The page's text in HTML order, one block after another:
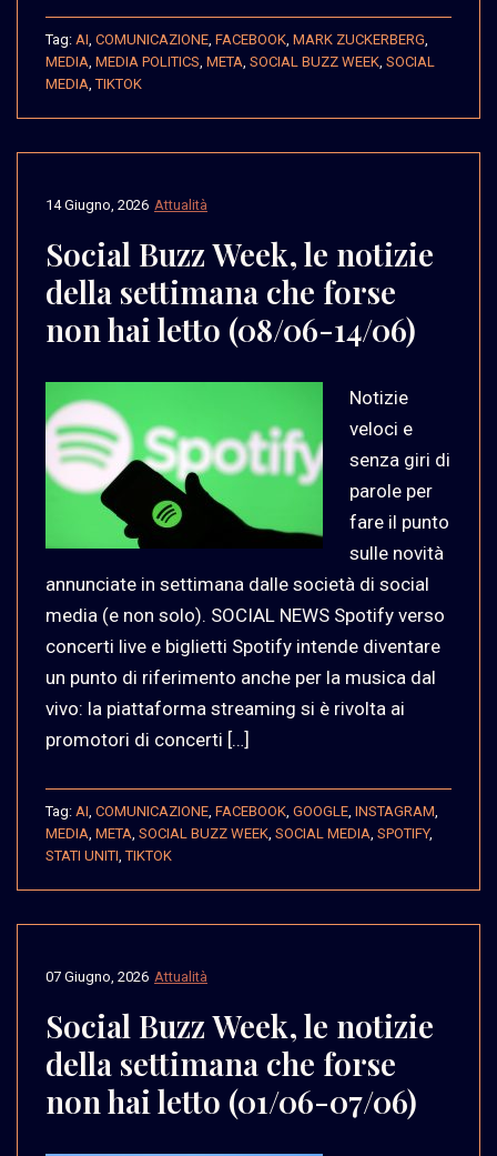
Tag: AI COMUNICAZIONE FACEBOOK MARK ZUCKERBERG
MEDIA MEDIA POLITICS META SOCIAL BUZZ WEEK SOCIAL
MEDIA ,TIKTOK
Attualità
14 Giugno, 2026
Social Buzz Week, le notizie
della settimana che forse
non hai letto (08/06-14/06)
Notizie
veloci e
senza giri di
parole per
fare il punto
sulle novità
annunciate in settimana dalle società di social
media (e non solo). SOCIAL NEWS Spotify verso
concerti live e biglietti Spotify intende diventare
un punto di riferimento anche per la musica dal
vivo: la piattaforma streaming si è rivolta ai
promotori di concerti […]
Tag: AI COMUNICAZIONE FACEBOOK GOOGLE INSTAGRAM
MEDIA META SOCIAL BUZZ WEEK SOCIAL MEDIA SPOTIFY,
STATI UNITI ,TIKTOK
Attualità
07 Giugno, 2026
Social Buzz Week, le notizie
della settimana che forse
non hai letto (01/06-07/06)